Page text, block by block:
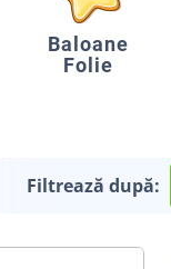
Baloane
Folie
Filtrează după: